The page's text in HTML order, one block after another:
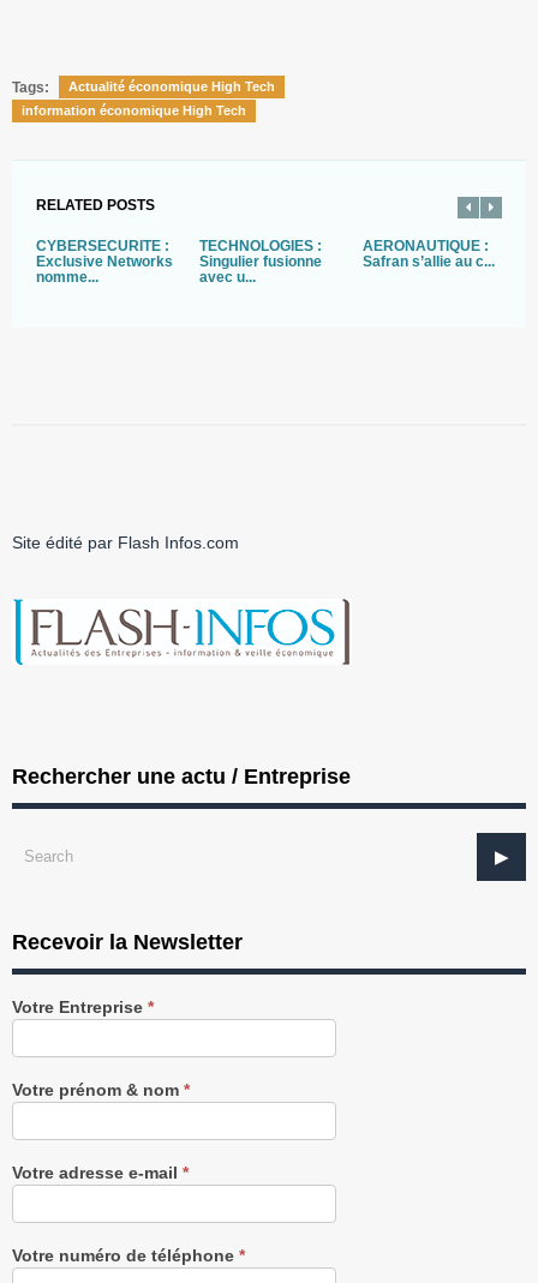
Tags:
Actualité économique High Tech
information économique High Tech
RELATED POSTS
CYBERSECURITE :
Exclusive Networks
nomme...
TECHNOLOGIES :
Singulier fusionne
avec u...
AERONAUTIQUE :
Safran s’allie au c...
Site édité par Flash Infos.com
Rechercher une actu / Entreprise
Recevoir la Newsletter
Recevez
notre
gratuitement
Votre Entreprise *
Votre prénom & nom *
Votre adresse e-mail *
Votre numéro de téléphone *